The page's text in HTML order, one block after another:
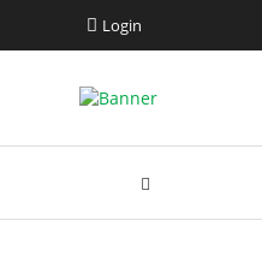
Login